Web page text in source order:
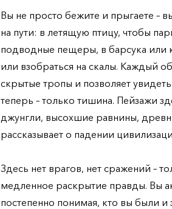
Вы не просто бежите и прыгаете –
на пути: в летящую птицу, чтобы
подводные пещеры, в барсука или
или взобраться на скалы. Каждый
скрытые тропы и позволяет
теперь – только тишина. Пейзажи
джунгли, высохшие равнины,
рассказывает о падении
Здесь нет врагов, нет сражений –
медленное раскрытие правды. Вы
постепенно понимая, кто вы были и